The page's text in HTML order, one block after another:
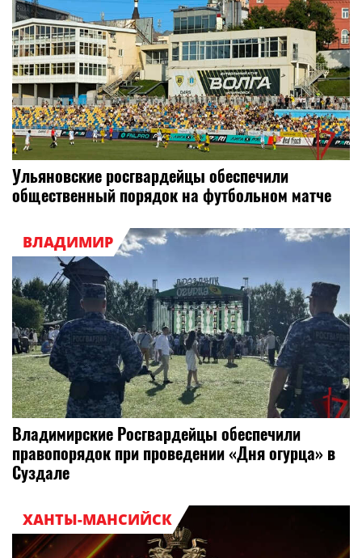
Ульяновские росгвардейцы обеспечили
общественный порядок на футбольном матче
ВЛАДИМИР
Владимирские Росгвардейцы обеспечили
правопорядок при проведении «Дня огурца» в
Суздале
ХАНТЫ-МАНСИЙСК